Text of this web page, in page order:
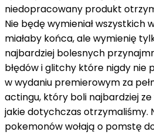
niedopracowany produkt
Nie będę wymieniał wszystkich
miałaby końca, ale wymienię
najbardziej bolesnych
błędów i glitchy które nigdy nie
w wydaniu premierowym za
actingu, który boli najbardziej
jakie dotychczas otrzymaliśmy.
pokemonów wołają o pomstę